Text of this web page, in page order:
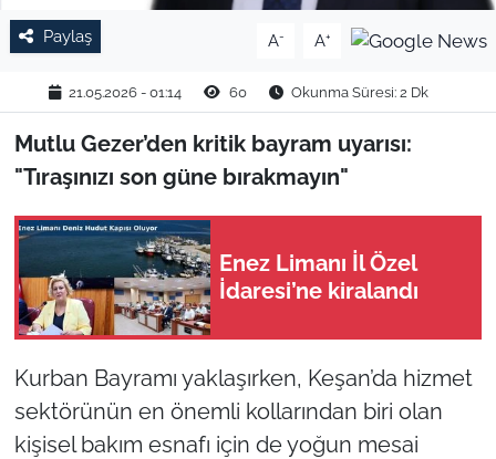
Paylaş A- A+
21.05.2026 - 01:14 60 Okunma Süresi: 2 Dk
Mutlu Gezer’den kritik bayram uyarısı:
"Tıraşınızı son güne bırakmayın"
Enez Limanı İl Özel
İdaresi’ne kiralandı
Kurban Bayramı yaklaşırken, Keşan’da hizmet
sektörünün en önemli kollarından biri olan
kişisel bakım esnafı için de yoğun mesai
SPOR
YAŞAM
EDİRNE
TEKİRDAĞ
KIRKLARELİ
ÇANAKKALE
TÜRKİYE
Bölge